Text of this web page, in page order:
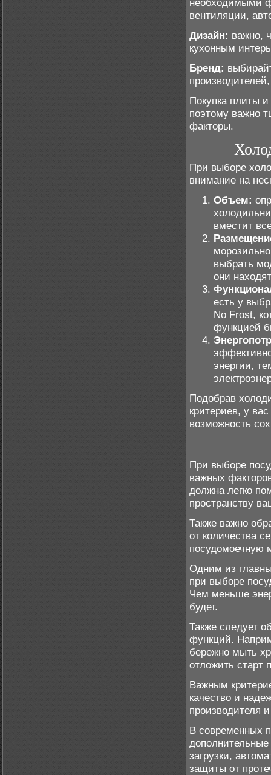
необходимыми
вентиляции,
Дизайн: важно,
кухонным
Бренд:
Покупка плиты
поэтому важно
факторы.
При выборе
внимание на
Объем:
вместит
выбрать
они
есть у
No Frost,
функцией
энергии,
Подобрав
критериев, у
возможность
При выборе
важных
должна легко
пространству
Также важно
от количества
посудомоечную
Одним из
при выборе
Чем меньше
будет.
Также следует
функций.
бережно мыть
отложить старт
Важным
качество и
производителя
В современных
дополнительные
загрузки,
защиты от